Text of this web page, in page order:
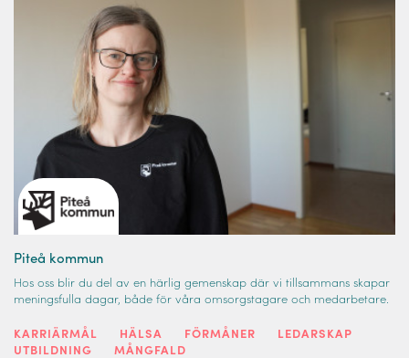
Piteå kommun
Hos oss blir du del av en härlig gemenskap där vi tillsammans skapar
meningsfulla dagar, både för våra omsorgstagare och medarbetare.
KARRIÄRMÅL HÄLSA FÖRMÅNER
LEDARSKAP
UTBILDNING
MÅNGFALD